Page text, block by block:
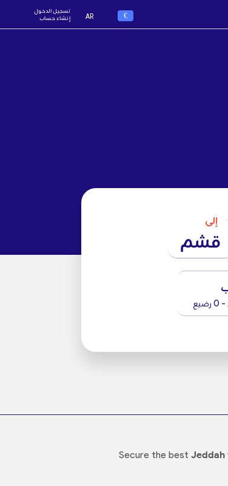
€
AR
تسجيل الدخول
إنشاء حساب
إلى
قشم
Secure the best Jeddah